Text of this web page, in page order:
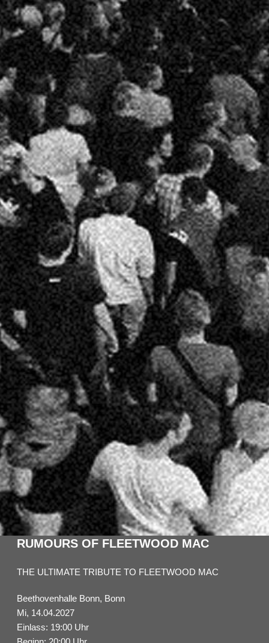
RUMOURS OF FLEETWOOD MAC
THE ULTIMATE TRIBUTE TO FLEETWOOD MAC
Beethovenhalle Bonn, Bonn
Mi, 14.04.2027
Einlass: 19:00 Uhr